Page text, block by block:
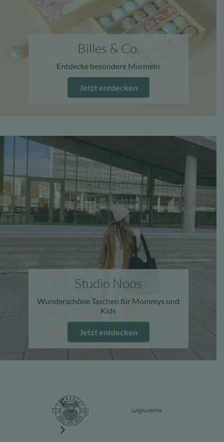
Billes & Co.
Entdecke besondere Murmeln
Jetzt entdecken
Studio Noos
Wunderschöne Taschen für Mommys und
Kids
Jetzt entdecken